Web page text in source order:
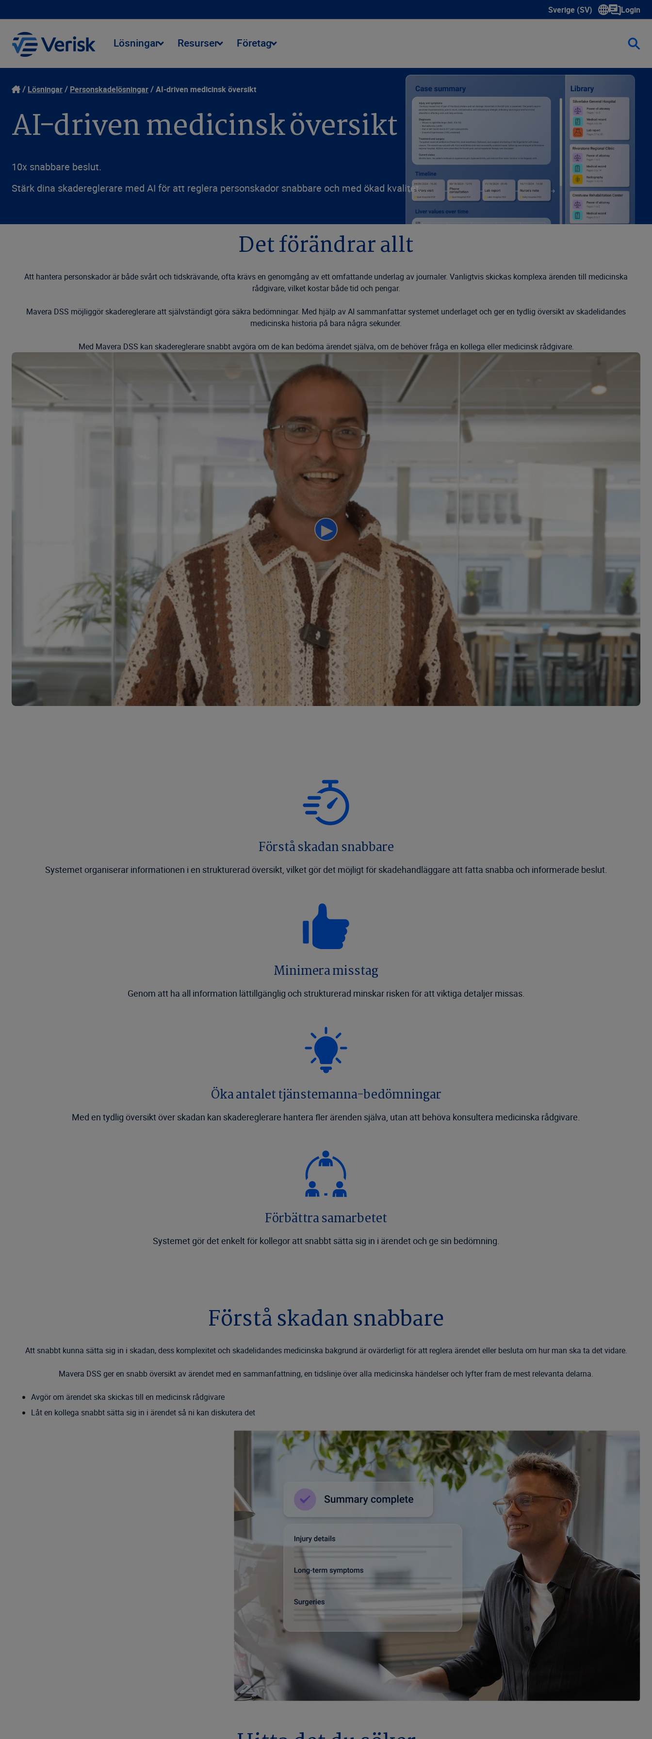
Sverige (SV)
Show submenu for language
Login
Lösningar Resurser Företag
Lösningar Personskadelösningar AI-driven medicinsk översikt
AI-driven medicinsk översikt
10x snabbare beslut.
Stärk dina skadereglerare med AI för att reglera personskador snabbare och med ökad kvalitet.
Det förändrar allt
Att hantera personskador är både svårt och tidskrävande, ofta krävs en genomgång av ett omfattande underlag av journaler. Vanligtvis skickas komplexa ärenden till medicinska
rådgivare, vilket kostar både tid och pengar.
Mavera DSS möjliggör skadereglerare att självständigt göra säkra bedömningar. Med hjälp av AI sammanfattar systemet underlaget och ger en tydlig översikt av skadelidandes
medicinska historia på bara några sekunder.
Med Mavera DSS kan skadereglerare snabbt avgöra om de kan bedöma ärendet själva, om de behöver fråga en kollega eller medicinsk rådgivare.
Förstå skadan snabbare
Systemet organiserar informationen i en strukturerad översikt, vilket gör det möjligt för skadehandläggare att fatta snabba och informerade beslut.
Minimera misstag
Genom att ha all information lättillgänglig och strukturerad minskar risken för att viktiga detaljer missas.
Öka antalet tjänstemanna-bedömningar
Med en tydlig översikt över skadan kan skadereglerare hantera fler ärenden själva, utan att behöva konsultera medicinska rådgivare.
Förbättra samarbetet
Systemet gör det enkelt för kollegor att snabbt sätta sig in i ärendet och ge sin bedömning.
Förstå skadan snabbare
Att snabbt kunna sätta sig in i skadan, dess komplexitet och skadelidandes medicinska bakgrund är ovärderligt för att reglera ärendet eller besluta om hur man ska ta det vidare.
Mavera DSS ger en snabb översikt av ärendet med en sammanfattning, en tidslinje över alla medicinska händelser och lyfter fram de mest relevanta delarna.
Avgör om ärendet ska skickas till en medicinsk rådgivare
Låt en kollega snabbt sätta sig in i ärendet så ni kan diskutera det